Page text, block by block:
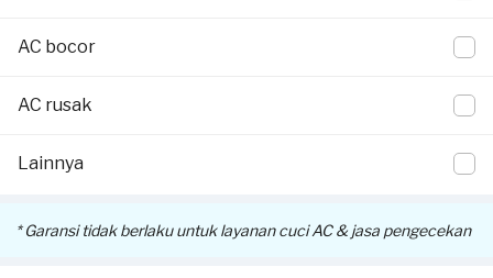
voucher dan pemakaiannya.
AC bocor
AC rusak
Lainnya
* Garansi tidak berlaku untuk layanan cuci AC & jasa pengecekan